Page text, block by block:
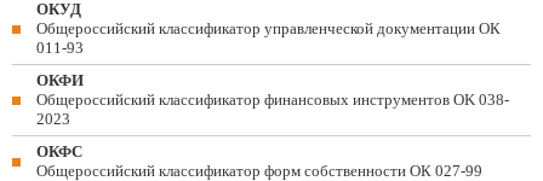
ОКУД
Общероссийский классификатор управленческой документации ОК
011-93
ОКФИ
Общероссийский классификатор финансовых инструментов OK 038-
2023
ОКФС
Общероссийский классификатор форм собственности ОК 027-99